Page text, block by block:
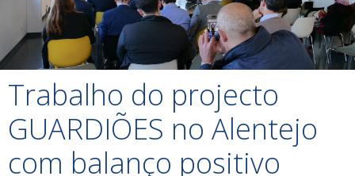
Trabalho do projecto
GUARDIÕES no Alentejo
com balanço positivo